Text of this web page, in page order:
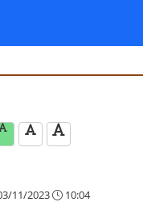
11/2023 10:04